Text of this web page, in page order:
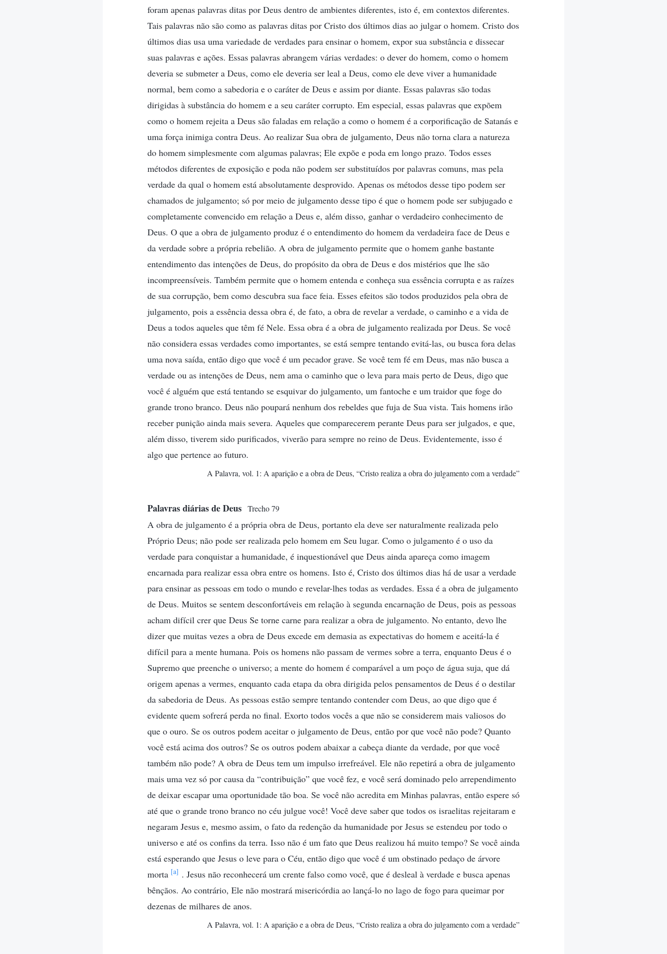
foram apenas palavras ditas por Deus dentro de ambientes diferentes, isto é, em contextos diferentes.
Tais palavras não são como as palavras ditas por Cristo dos últimos dias ao julgar o homem. Cristo dos
últimos dias usa uma variedade de verdades para ensinar o homem, expor sua substância e dissecar
suas palavras e ações. Essas palavras abrangem várias verdades: o dever do homem, como o homem
deveria se submeter a Deus, como ele deveria ser leal a Deus, como ele deve viver a humanidade
normal, bem como a sabedoria e o caráter de Deus e assim por diante. Essas palavras são todas
dirigidas à substância do homem e a seu caráter corrupto. Em especial, essas palavras que expõem
como o homem rejeita a Deus são faladas em relação a como o homem é a corporificação de Satanás e
uma força inimiga contra Deus. Ao realizar Sua obra de julgamento, Deus não torna clara a natureza
do homem simplesmente com algumas palavras; Ele expõe e poda em longo prazo. Todos esses
métodos diferentes de exposição e poda não podem ser substituídos por palavras comuns, mas pela
verdade da qual o homem está absolutamente desprovido. Apenas os métodos desse tipo podem ser
chamados de julgamento; só por meio de julgamento desse tipo é que o homem pode ser subjugado e
completamente convencido em relação a Deus e, além disso, ganhar o verdadeiro conhecimento de
Deus. O que a obra de julgamento produz é o entendimento do homem da verdadeira face de Deus e
da verdade sobre a própria rebelião. A obra de julgamento permite que o homem ganhe bastante
entendimento das intenções de Deus, do propósito da obra de Deus e dos mistérios que lhe são
incompreensíveis. Também permite que o homem entenda e conheça sua essência corrupta e as raízes
de sua corrupção, bem como descubra sua face feia. Esses efeitos são todos produzidos pela obra de
julgamento, pois a essência dessa obra é, de fato, a obra de revelar a verdade, o caminho e a vida de
Deus a todos aqueles que têm fé Nele. Essa obra é a obra de julgamento realizada por Deus. Se você
não considera essas verdades como importantes, se está sempre tentando evitá-las, ou busca fora delas
uma nova saída, então digo que você é um pecador grave. Se você tem fé em Deus, mas não busca a
verdade ou as intenções de Deus, nem ama o caminho que o leva para mais perto de Deus, digo que
você é alguém que está tentando se esquivar do julgamento, um fantoche e um traidor que foge do
grande trono branco. Deus não poupará nenhum dos rebeldes que fuja de Sua vista. Tais homens irão
receber punição ainda mais severa. Aqueles que comparecerem perante Deus para ser julgados, e que,
além disso, tiverem sido purificados, viverão para sempre no reino de Deus. Evidentemente, isso é
algo que pertence ao futuro.
A Palavra, vol. 1: A aparição e a obra de Deus, “Cristo realiza a obra do julgamento com a verdade”
Palavras diárias de Deus Trecho 79
A obra de julgamento é a própria obra de Deus, portanto ela deve ser naturalmente realizada pelo
Próprio Deus; não pode ser realizada pelo homem em Seu lugar. Como o julgamento é o uso da
verdade para conquistar a humanidade, é inquestionável que Deus ainda apareça como imagem
encarnada para realizar essa obra entre os homens. Isto é, Cristo dos últimos dias há de usar a verdade
para ensinar as pessoas em todo o mundo e revelar-lhes todas as verdades. Essa é a obra de julgamento
de Deus. Muitos se sentem desconfortáveis em relação à segunda encarnação de Deus, pois as pessoas
acham difícil crer que Deus Se torne carne para realizar a obra de julgamento. No entanto, devo lhe
dizer que muitas vezes a obra de Deus excede em demasia as expectativas do homem e aceitá-la é
difícil para a mente humana. Pois os homens não passam de vermes sobre a terra, enquanto Deus é o
Supremo que preenche o universo; a mente do homem é comparável a um poço de água suja, que dá
origem apenas a vermes, enquanto cada etapa da obra dirigida pelos pensamentos de Deus é o destilar
da sabedoria de Deus. As pessoas estão sempre tentando contender com Deus, ao que digo que é
evidente quem sofrerá perda no final. Exorto todos vocês a que não se considerem mais valiosos do
que o ouro. Se os outros podem aceitar o julgamento de Deus, então por que você não pode? Quanto
você está acima dos outros? Se os outros podem abaixar a cabeça diante da verdade, por que você
também não pode? A obra de Deus tem um impulso irrefreável. Ele não repetirá a obra de julgamento
mais uma vez só por causa da “contribuição” que você fez, e você será dominado pelo arrependimento
de deixar escapar uma oportunidade tão boa. Se você não acredita em Minhas palavras, então espere só
até que o grande trono branco no céu julgue você! Você deve saber que todos os israelitas rejeitaram e
negaram Jesus e, mesmo assim, o fato da redenção da humanidade por Jesus se estendeu por todo o
universo e até os confins da terra. Isso não é um fato que Deus realizou há muito tempo? Se você ainda
está esperando que Jesus o leve para o Céu, então digo que você é um obstinado pedaço de árvore
morta [a] . Jesus não reconhecerá um crente falso como você, que é desleal à verdade e busca apenas
bênçãos. Ao contrário, Ele não mostrará misericórdia ao lançá-lo no lago de fogo para queimar por
dezenas de milhares de anos.
A Palavra, vol. 1: A aparição e a obra de Deus, “Cristo realiza a obra do julgamento com a verdade”